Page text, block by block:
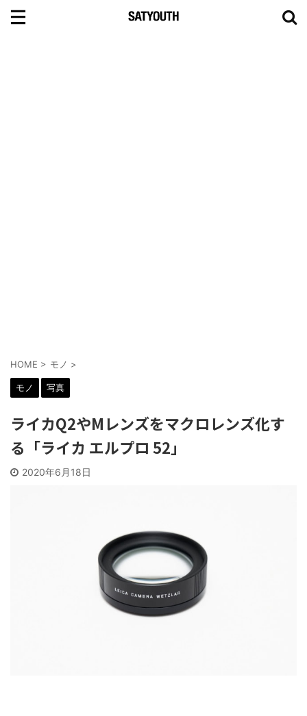
HOME > モノ >
モノ 写真
ライカQ2やMレンズをマクロレンズ化す
る「ライカ エルプロ 52」
2020年6月18日